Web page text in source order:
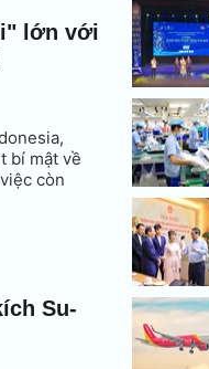
lớn với
bí mật về
còn
Su-